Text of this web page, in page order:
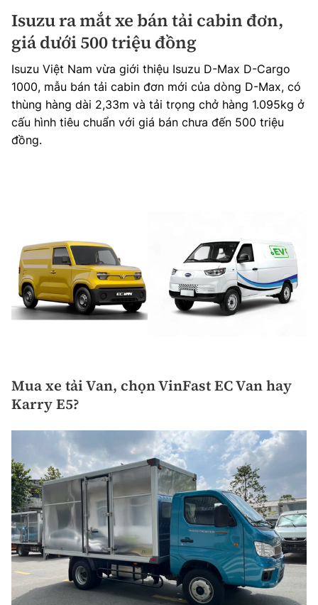
Isuzu ra mắt xe bán tải cabin đơn,
giá dưới 500 triệu đồng
Isuzu Việt Nam vừa giới thiệu Isuzu D-Max D-Cargo
1000, mẫu bán tải cabin đơn mới của dòng D-Max, có
thùng hàng dài 2,33m và tải trọng chở hàng 1.095kg ở
cấu hình tiêu chuẩn với giá bán chưa đến 500 triệu
đồng.
Mua xe tải Van, chọn VinFast EC Van hay
Karry E5?